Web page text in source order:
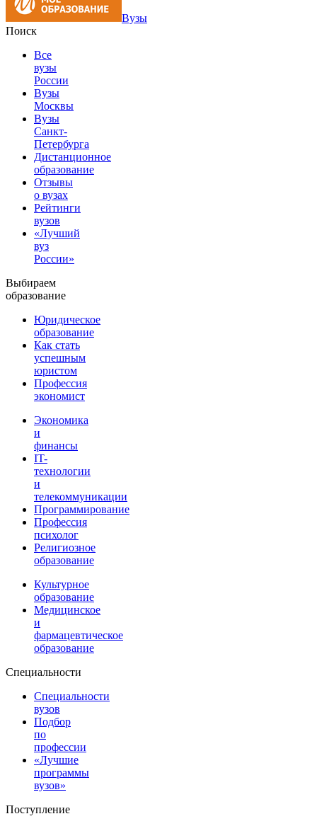
Вузы
Поиск
Все
вузы
России
Вузы
Москвы
Вузы
Санкт-
Петербурга
Дистанционное
образование
Отзывы
о вузах
Рейтинги
вузов
«Лучший
вуз
России»
Выбираем
образование
Юридическое
образование
Как стать
успешным
юристом
Профессия
экономист
Экономика
и
финансы
IT-
технологии
и
телекоммуникации
Программирование
Профессия
психолог
Религиозное
образование
Культурное
образование
Медицинское
и
фармацевтическое
образование
Специальности
Специальности
вузов
Подбор
по
профессии
«Лучшие
программы
вузов»
Поступление